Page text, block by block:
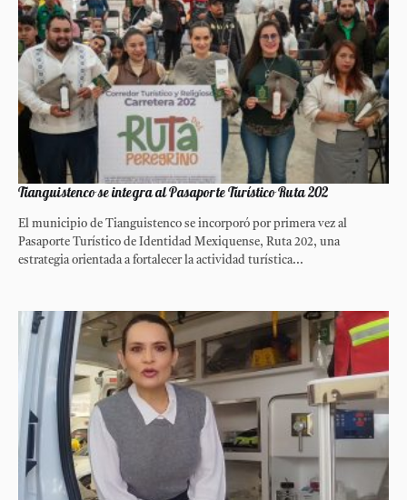
Tianguistenco se integra al Pasaporte Turístico Ruta 202
El municipio de Tianguistenco se incorporó por primera vez al
Pasaporte Turístico de Identidad Mexiquense, Ruta 202, una
estrategia orientada a fortalecer la actividad turística...